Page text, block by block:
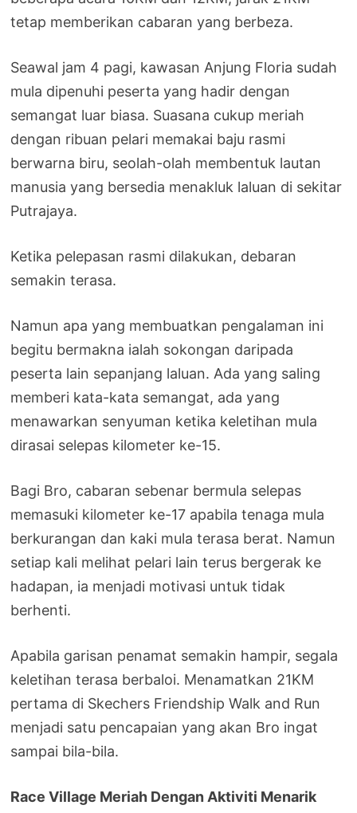
tetap memberikan cabaran yang berbeza.
Seawal jam 4 pagi, kawasan Anjung Floria sudah
mula dipenuhi peserta yang hadir dengan
semangat luar biasa. Suasana cukup meriah
dengan ribuan pelari memakai baju rasmi
berwarna biru, seolah-olah membentuk lautan
manusia yang bersedia menakluk laluan di sekitar
Putrajaya.
Ketika pelepasan rasmi dilakukan, debaran
semakin terasa.
Namun apa yang membuatkan pengalaman ini
begitu bermakna ialah sokongan daripada
peserta lain sepanjang laluan. Ada yang saling
memberi kata-kata semangat, ada yang
menawarkan senyuman ketika keletihan mula
dirasai selepas kilometer ke-15.
Bagi Bro, cabaran sebenar bermula selepas
memasuki kilometer ke-17 apabila tenaga mula
berkurangan dan kaki mula terasa berat. Namun
setiap kali melihat pelari lain terus bergerak ke
hadapan, ia menjadi motivasi untuk tidak
berhenti.
Apabila garisan penamat semakin hampir, segala
keletihan terasa berbaloi. Menamatkan 21KM
pertama di Skechers Friendship Walk and Run
menjadi satu pencapaian yang akan Bro ingat
sampai bila-bila.
Race Village Meriah Dengan Aktiviti Menarik